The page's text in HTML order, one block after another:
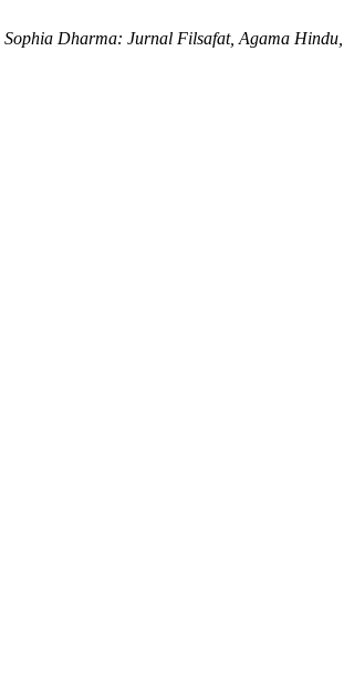
Sophia Dharma: Jurnal Filsafat, Agama